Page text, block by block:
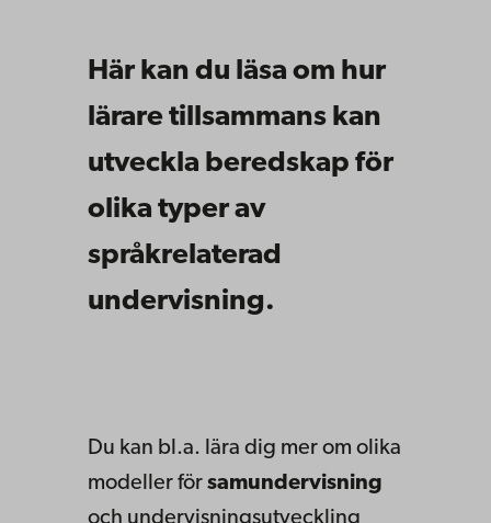
Här kan du läsa om hur
lärare tillsammans kan
utveckla beredskap för
olika typer av
språkrelaterad
undervisning.
Du kan bl.a. lära dig mer om olika
modeller för samundervisning